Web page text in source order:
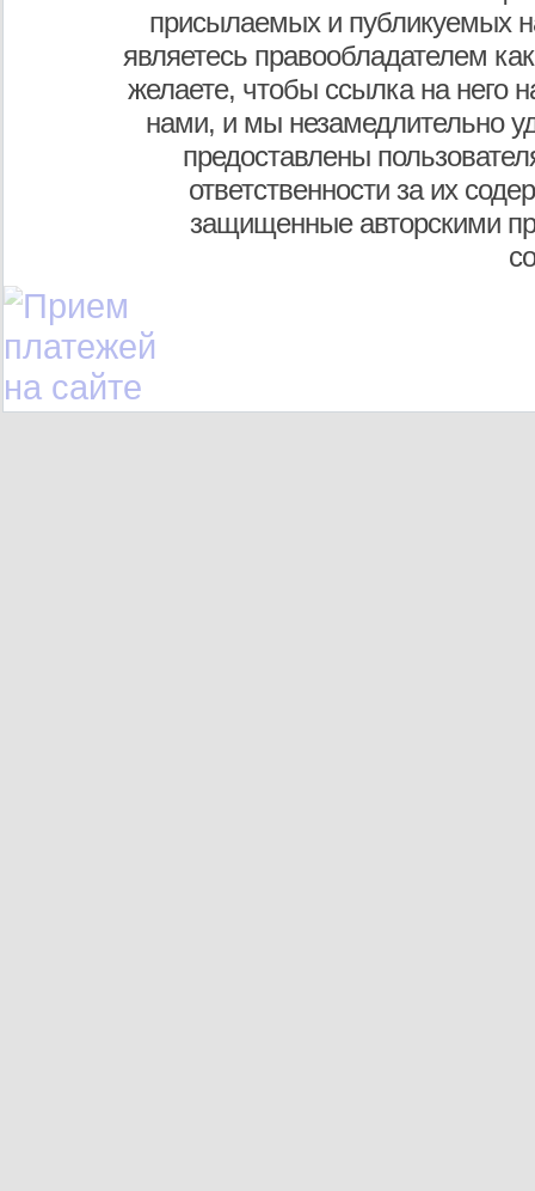
присылаемых и публикуемых
являетесь правообладателем
желаете, чтобы ссылка на него
нами, и мы незамедлительно
предоставлены
ответственности за их
защищенные авторскими